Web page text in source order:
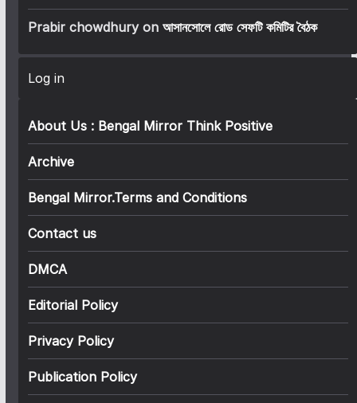
Prabir chowdhuryon আসানসোলে রোড সেফটি কমিটির বৈঠক
Log in
About Us : Bengal Mirror Think Positive
Archive
Bengal Mirror.Terms and Conditions
Contact us
DMCA
Editorial Policy
Privacy Policy
Publication Policy